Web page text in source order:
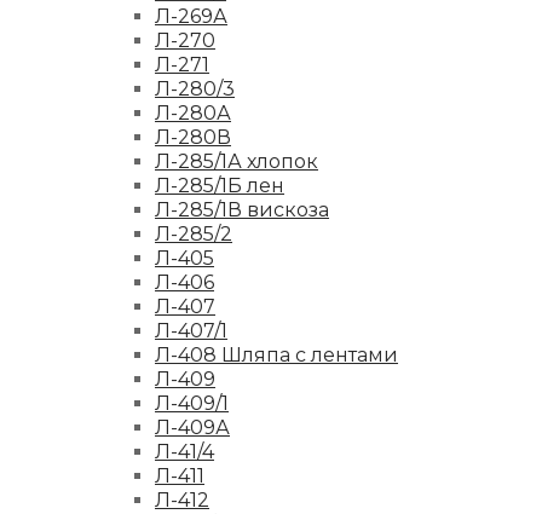
Л-269А
Л-270
Л-271
Л-280/3
Л-280А
Л-280В
Л-285/1А хлопок
Л-285/1Б лен
Л-285/1В вискоза
Л-285/2
Л-405
Л-406
Л-407
Л-407/1
Л-408 Шляпа с лентами
Л-409
Л-409/1
Л-409А
Л-41/4
Л-411
Л-412